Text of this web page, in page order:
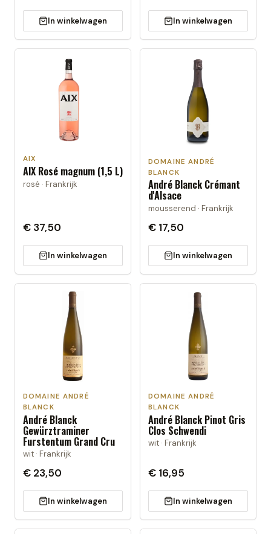
In winkelwagen In winkelwagen
AIX
AIX Rosé magnum (1,5 L)
rosé · Frankrijk
€ 37,50
In winkelwagen
DOMAINE ANDRÉ
BLANCK
André Blanck Crémant
d'Alsace
mousserend · Frankrijk
€ 17,50
In winkelwagen
DOMAINE ANDRÉ
BLANCK
André Blanck
Gewürztraminer
Furstentum Grand Cru
wit · Frankrijk
€ 23,50
In winkelwagen
DOMAINE ANDRÉ
BLANCK
André Blanck Pinot Gris
Clos Schwendi
wit · Frankrijk
€ 16,95
In winkelwagen